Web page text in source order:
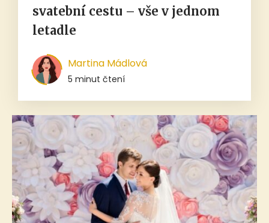
svatební cestu – vše v jednom
letadle
Martina Mádlová
5 minut čtení